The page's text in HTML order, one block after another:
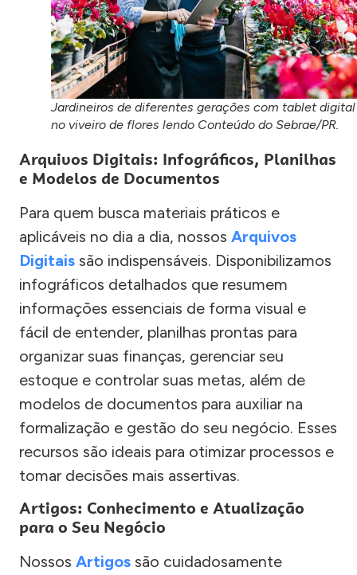
Jardineiros de diferentes gerações com tablet digital
no viveiro de flores lendo Conteúdo do Sebrae/PR.
Arquivos Digitais: Infográficos, Planilhas
e Modelos de Documentos
Para quem busca materiais práticos e
aplicáveis no dia a dia, nossos Arquivos
Digitais são indispensáveis. Disponibilizamos
infográficos detalhados que resumem
informações essenciais de forma visual e
fácil de entender, planilhas prontas para
organizar suas finanças, gerenciar seu
estoque e controlar suas metas, além de
modelos de documentos para auxiliar na
formalização e gestão do seu negócio. Esses
recursos são ideais para otimizar processos e
tomar decisões mais assertivas.
Artigos: Conhecimento e Atualização
para o Seu Negócio
Nossos Artigos são cuidadosamente